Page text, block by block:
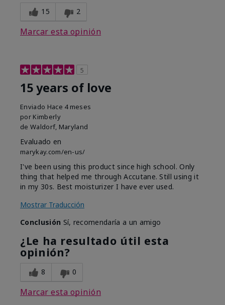
15 2
Marcar esta opinión
5
15 years of love
Enviado Hace 4 meses
por Kimberly
de Waldorf, Maryland
Evaluado en
marykay.com/en-us/
I've been using this product since high school. Only
thing that helped me through Accutane. Still using it
in my 30s. Best moisturizer I have ever used.
Mostrar Traducción
Conclusión Sí, recomendaría a un amigo
¿Le ha resultado útil esta
opinión?
8 0
Marcar esta opinión